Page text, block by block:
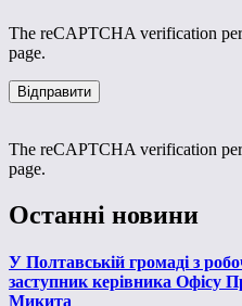
The reCAPTCHA verification
page.
The reCAPTCHA verification
page.
Останні новини
У Полтавській громаді з
заступник керівника Офісу
Микита